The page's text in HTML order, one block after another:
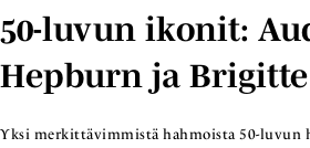
50-luvun ikonit:
Hepburn ja
Yksi merkittävimmistä hahmoista 50-luvun